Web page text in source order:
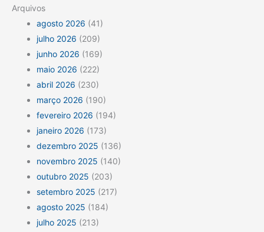
Arquivos
agosto 2026 (41)
julho 2026 (209)
junho 2026 (169)
maio 2026 (222)
abril 2026 (230)
março 2026 (190)
fevereiro 2026 (194)
janeiro 2026 (173)
dezembro 2025 (136)
novembro 2025 (140)
outubro 2025 (203)
setembro 2025 (217)
agosto 2025 (184)
julho 2025 (213)